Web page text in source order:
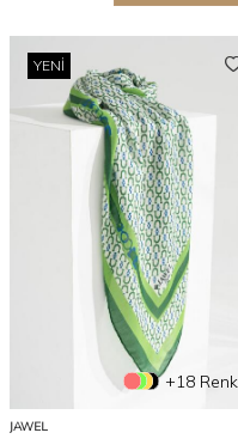
+18 Renk
YENI
JAWEL